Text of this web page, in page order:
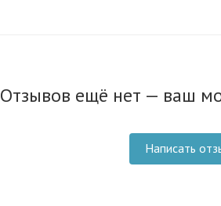
Отзывов ещё нет — ваш
Написать